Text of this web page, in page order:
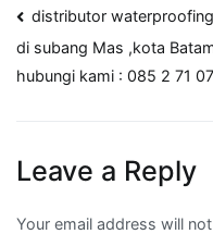
Post
navigation
distributor
di subang Mas ,kota
hubungi kami : 085 2 71
Leave a Reply
Your email address will